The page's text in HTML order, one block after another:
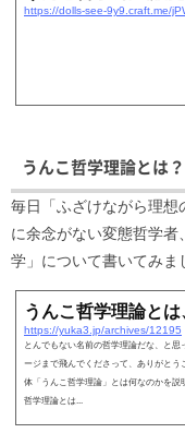
https://dolls-see-9y9.craft.me/
うんこ哲学理論とは？
毎日「ふざけながら理想
に余念がない変態哲学
学」について書いてみま
うんこ哲学理論と
https://yuka3.jp/archives/12195
とんでもない名前の哲学理論だな、と
ージまで飛んでくださって、ありがと
体「うんこ哲学理論」とは何なのかを説
哲学理論とは...